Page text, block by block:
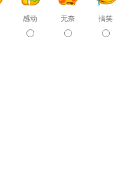
感动 无奈 搞笑